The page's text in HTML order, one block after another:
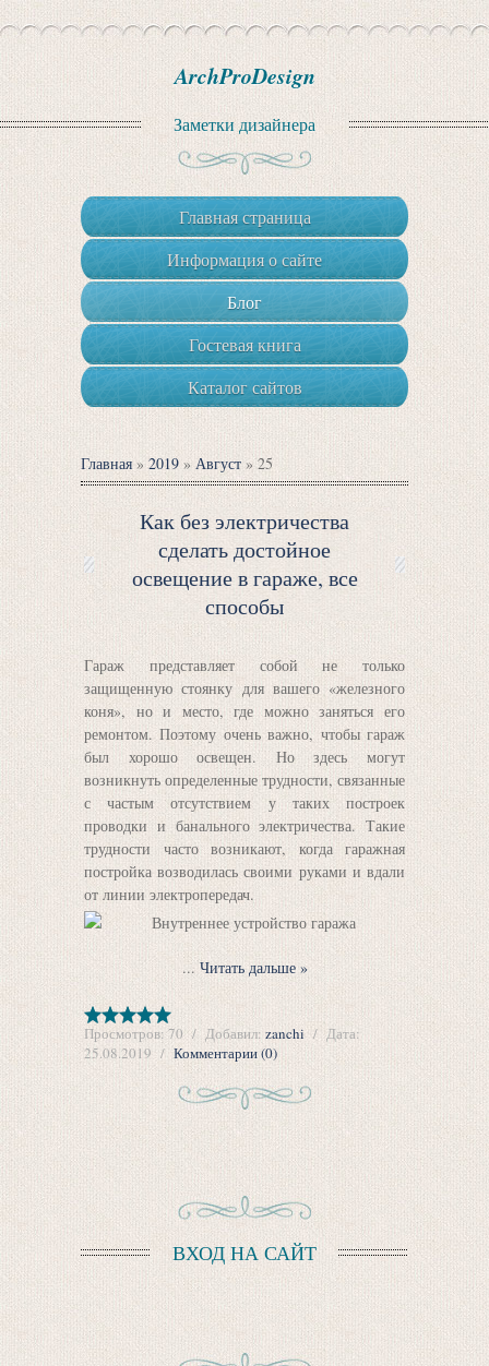
ArchProDesign
Заметки дизайнера
Главная страница
Информация о сайте
Блог
Гостевая книга
Каталог сайтов
Главная»2019 » Август » 25
Как без электричества
сделать достойное
освещение в гараже, все
способы
Гараж представляет собой не только
защищенную стоянку для вашего «железного
коня», но и место, где можно заняться его
ремонтом. Поэтому очень важно, чтобы гараж
был хорошо освещен. Но здесь могут
возникнуть определенные трудности, связанные
с частым отсутствием у таких построек
проводки и банального электричества. Такие
трудности часто возникают, когда гаражная
постройка возводилась своими руками и вдали
от линии электропередач.
...Читать дальше »
Просмотров: 70 Добавил: zanchi
Дата:
25.08.2019
Комментарии (0)
ВХОД НА САЙТ